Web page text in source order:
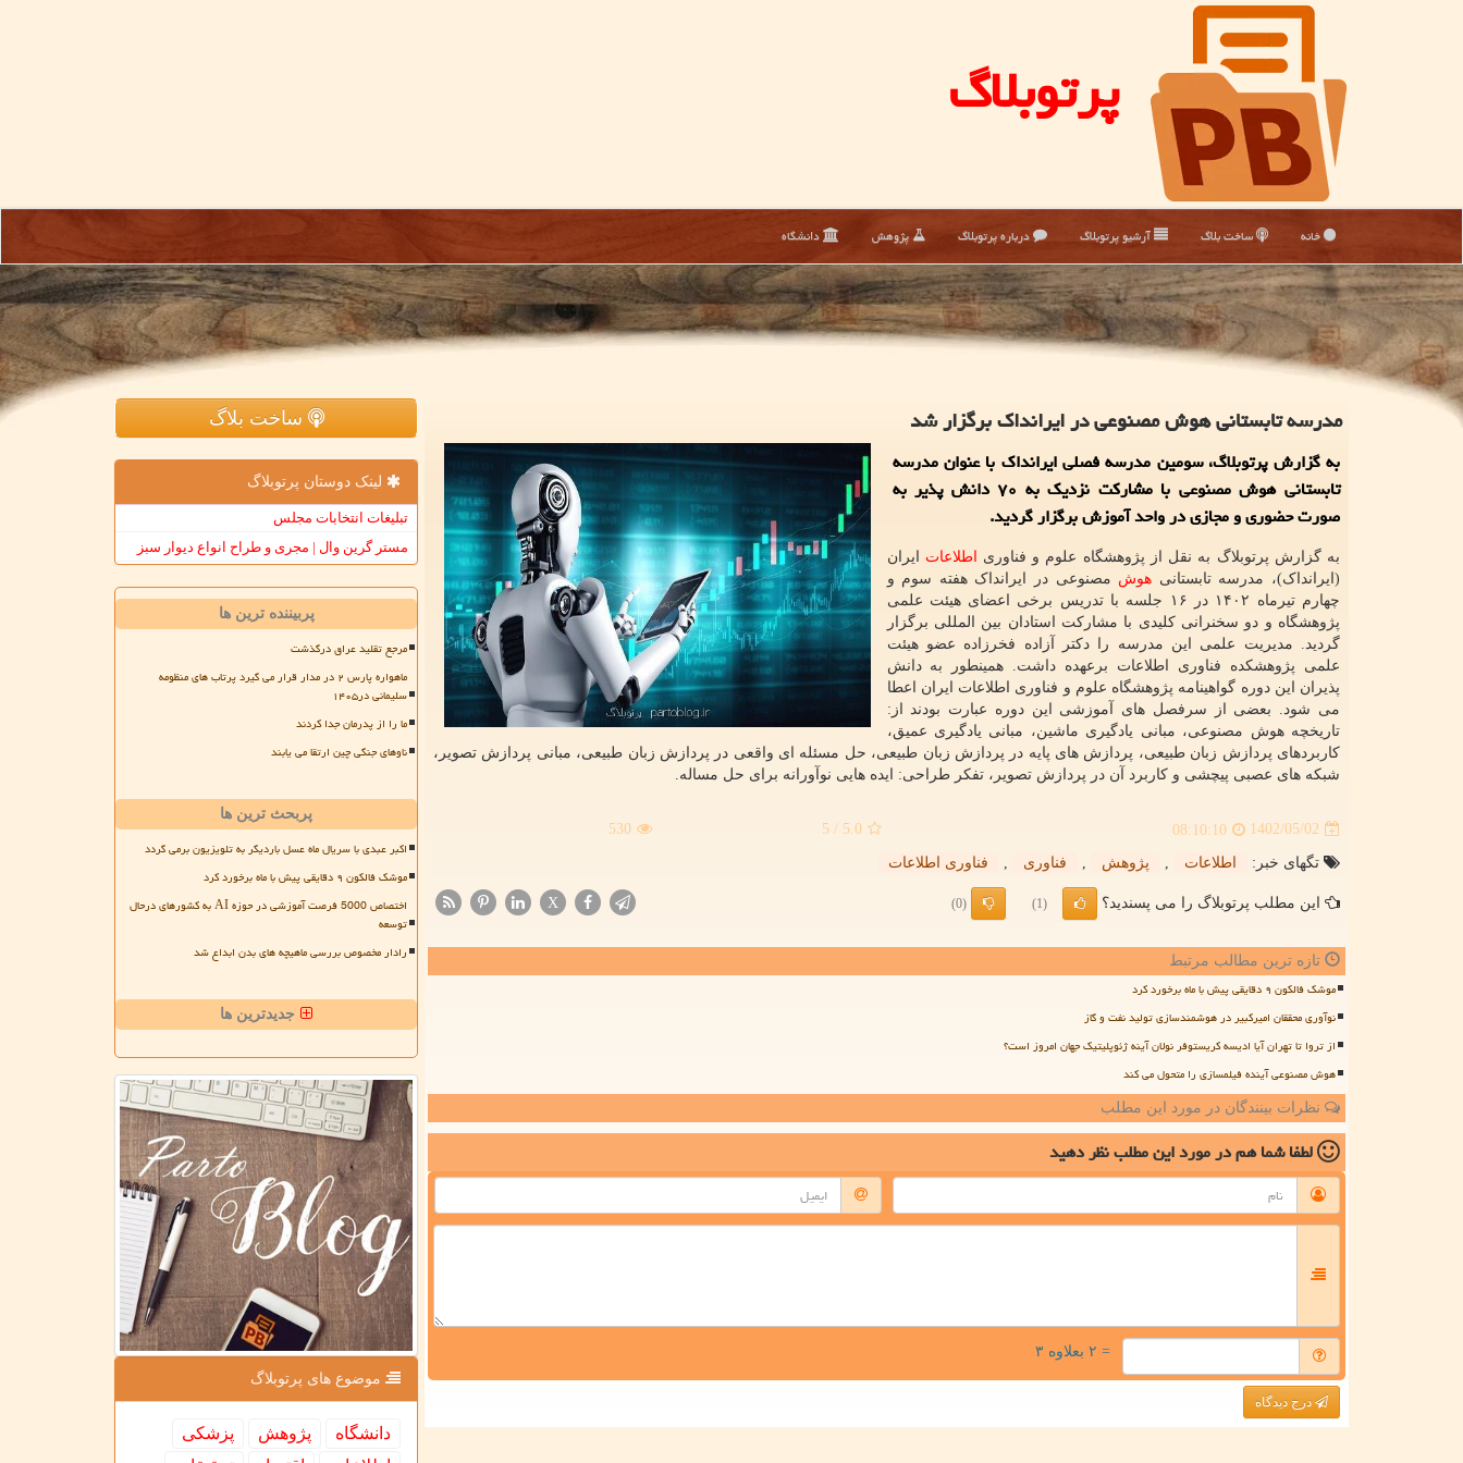
پرتوبلاگ
خانه ساخت بلاگ آرشیو پرتوبلاگ درباره پرتوبلاگ پژوهش دانشگاه
مدرسه تابستانی هوش مصنوعی در ایرانداک برگزار شد
به گزارش پرتوبلاگ، سومین مدرسه فصلی ایرانداک با عنوان مدرسه
تابستانی هوش مصنوعی با مشارکت نزدیک به ۷۰ دانش پذیر به
صورت حضوری و مجازی در واحد آموزش برگزار گردید.
به گزارش پرتوبلاگ به نقل از پژوهشگاه علوم و فناوری اطلاعات ایران
(ایرانداک)، مدرسه تابستانی هوش مصنوعی در ایرانداک هفته سوم و
چهارم تیرماه ۱۴۰۲ در ۱۶ جلسه با تدریس برخی اعضای هیئت علمی
پژوهشگاه و دو سخنرانی کلیدی با مشارکت استادان بین المللی برگزار
گردید. مدیریت علمی این مدرسه را دکتر آزاده فخرزاده عضو هیئت
علمی پژوهشکده فناوری اطلاعات برعهده داشت. همینطور به دانش
پذیران این دوره گواهینامه پژوهشگاه علوم و فناوری اطلاعات ایران اعطا
می شود. بعضی از سرفصل های آموزشی این دوره عبارت بودند از:
تاریخچه هوش مصنوعی، مبانی یادگیری ماشین، مبانی یادگیری عمیق،
کاربردهای پردازش زبان طبیعی، پردازش های پایه در پردازش زبان طبیعی، حل مسئله ای واقعی در پردازش زبان طبیعی، مبانی پردازش تصویر،
شبکه های عصبی پیچشی و کاربرد آن در پردازش تصویر، تفکر طراحی: ایده هایی نوآورانه برای حل مساله.
1402/05/02
08:10:10
5.0
/ 5
530
تگهای خبر: اطلاعات , پژوهش , فناوری , فناوری اطلاعات
این مطلب پرتوبلاگ را می پسندید؟ (1)
(0)
X
تازه ترین مطالب مرتبط
موشک فالکون ۹ دقایقی پیش با ماه برخورد کرد
نوآوری محققان امیرکبیر در هوشمندسازی تولید نفت و گاز
از تروا تا تهران آیا ادیسه کریستوفر نولان آینه ژئوپلیتیک جهان امروز است؟
هوش مصنوعی آینده فیلمسازی را متحول می کند
نظرات بینندگان در مورد این مطلب
لطفا شما همدر مورد این مطلبنظر دهید
= ۲ بعلاوه ۳
درج دیدگاه
ساخت بلاگ
لینک دوستان پرتوبلاگ
تبلیغات انتخابات مجلس
مستر گرین وال | مجری و طراح انواع دیوار سبز
پربیننده ترین ها
مرجع تقلید عراق درگذشت
ماهواره پارس ۲ در مدار قرار می گیرد پرتاب های منظومه
سلیمانی در۱۴۰۵
ما را از پدرمان جدا کردند
ناوهای جنگی چین ارتقا می یابند
پربحث ترین ها
اکبر عبدی با سریال ماه عسل باردیگر به تلویزیون برمی گردد
موشک فالکون ۹ دقایقی پیش با ماه برخورد کرد
اختصاص 5000 فرصت آموزشی در حوزه AI به کشورهای درحال
توسعه
رادار مخصوص بررسی ماهیچه های بدن ابداع شد
جدیدترین ها
موضوع های پرتوبلاگ
دانشگاه پژوهش
پزشكی